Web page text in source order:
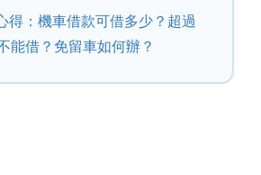
得：機車借款可借多少？超過
能借？免留車如何辦？